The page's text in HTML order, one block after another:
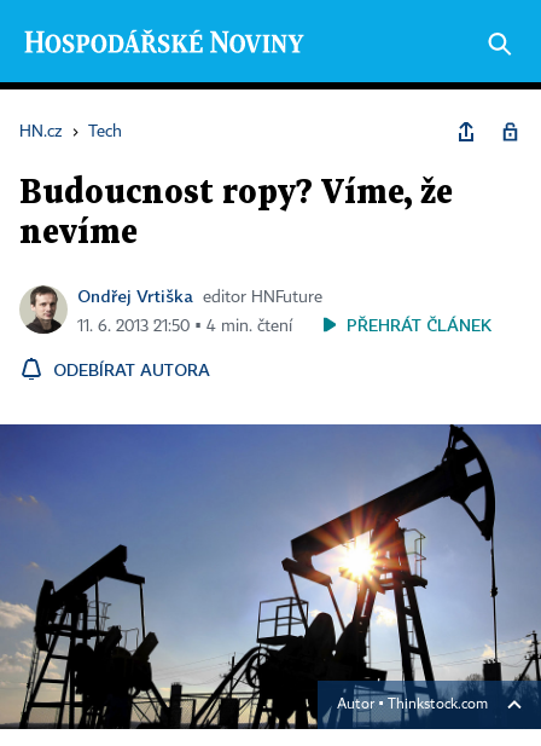
HN.cz › Tech
Budoucnost ropy? Víme, že
nevíme
Ondřej Vrtiška
editor HNFuture
11. 6. 2013 21:50 ▪ 4 min. čtení
PŘEHRÁT ČLÁNEK
ODEBÍRAT AUTORA
Autor ▪ Thinkstock.com